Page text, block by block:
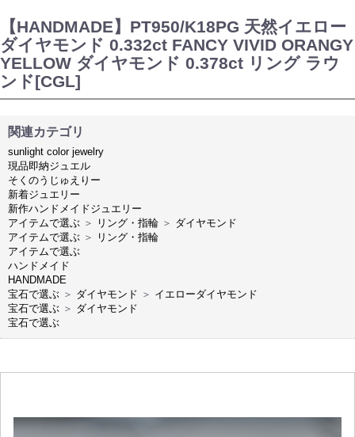
【HANDMADE】PT950/K18PG 天然イエロー
ダイヤモンド 0.332ct FANCY VIVID ORANGY
YELLOW ダイヤモンド 0.378ct リング ラウ
ンド[CGL]
関連カテゴリ
sunlight color jewelry
現品即納ジュエル
そくのうじゅえりー
新着ジュエリー
新作ハンドメイドジュエリー
アイテムで選ぶ ＞ リング・指輪 ＞ ダイヤモンド
アイテムで選ぶ ＞
リング・指輪
アイテムで選ぶ
ハンドメイド
HANDMADE
宝石で選ぶ ＞ ダイヤモンド ＞ イエローダイヤモンド
宝石で選ぶ ＞ ダイヤモンド
宝石で選ぶ